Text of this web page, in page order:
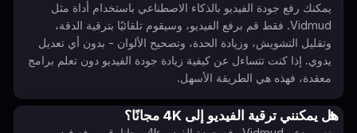
يمكنك رفع جودة الفيديو بالذكاء الاصطناعي باستخدام أداة مثل
Vidmud. فقط قم برفع الفيديو، وسيقوم تلقائيًا بترقية الدقة،
وتقليل التشويش، وزيادة الحدة، وتصحيح الألوان - بدون أي تعديل
يدوي. إذا كنت تتساءل عن كيفية زيادة جودة الفيديو دون تعلم برامج
معقدة، فهذه هي الطريقة الأسهل.
هل يمكنني ترقية الفيديو إلى 4K مجانًا؟